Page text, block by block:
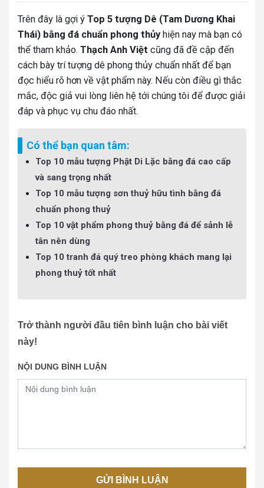
Trên đây là gợi ý Top 5 tượng Dê (Tam Dương Khai
Thái) bằng đá chuẩn phong thủy hiện nay mà bạn có
thể tham khảo. Thạch Anh Việt cũng đã đề cập đến
cách bày trí tượng dê phong thủy chuẩn nhất để bạn
đọc hiểu rõ hơn về vật phẩm này. Nếu còn điều gì thắc
mắc, độc giả vui lòng liên hệ tới chúng tôi để được giải
đáp và phục vụ chu đáo nhất.
Có thể bạn quan tâm:
Top 10 mẫu tượng Phật Di Lặc bằng đá cao cấp
và sang trọng nhất
Top 10 mẫu tượng sơn thuỷ hữu tình bằng đá
chuẩn phong thuỷ
Top 10 vật phẩm phong thuỷ bằng đá để sảnh lễ
tân nên dùng
Top 10 tranh đá quý treo phòng khách mang lại
phong thuỷ tốt nhất
Trở thành người đầu tiên bình luận cho bài viết
này!
NỘI DUNG BÌNH LUẬN